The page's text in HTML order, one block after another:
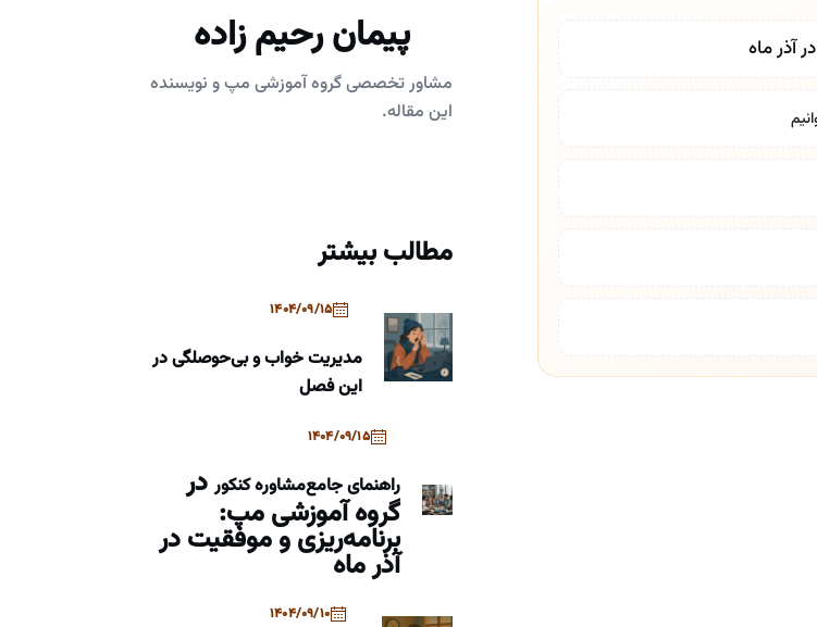
آذر ماه پیمان رحیم زاده
مشاور تخصصی گروه آموزشی مپ و نویسنده
این مقاله.
مطالب بیشتر
1404/09/15
مدیریت خواب و بی‌حوصلگی در
این فصل
1404/09/15
راهنمای جامعمشاوره کنکوردر
گروه آموزشی مپ:
برنامه‌ریزی و موفقیت در
آذر ماه
1404/09/10